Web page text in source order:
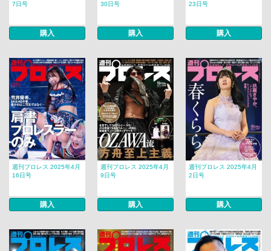
7日号
購入
30日号
購入
23日号
購入
週刊プロレス 2025年4月
16日号
購入
週刊プロレス 2025年4月
9日号
購入
週刊プロレス 2025年4月
2日号
購入